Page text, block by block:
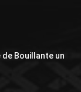
Bouillante un